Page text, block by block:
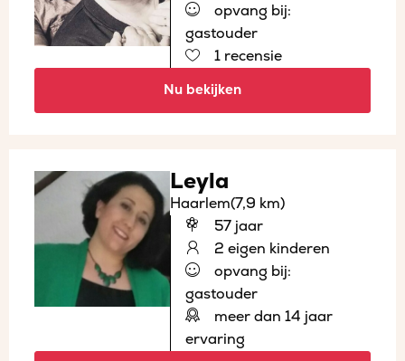
opvang bij:
gastouder
1 recensie
Nu bekijken
Leyla
Haarlem(7,9 km)
57 jaar
2 eigen kinderen
opvang bij:
gastouder
meer dan 14 jaar
ervaring